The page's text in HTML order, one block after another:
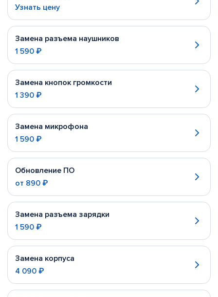
Узнать цену
Замена разъема наушников
1 590 ₽
Замена кнопок громкости
1 390 ₽
Замена микрофона
1 590 ₽
Обновление ПО
от 890 ₽
Замена разъема зарядки
1 590 ₽
Замена корпуса
4 090 ₽